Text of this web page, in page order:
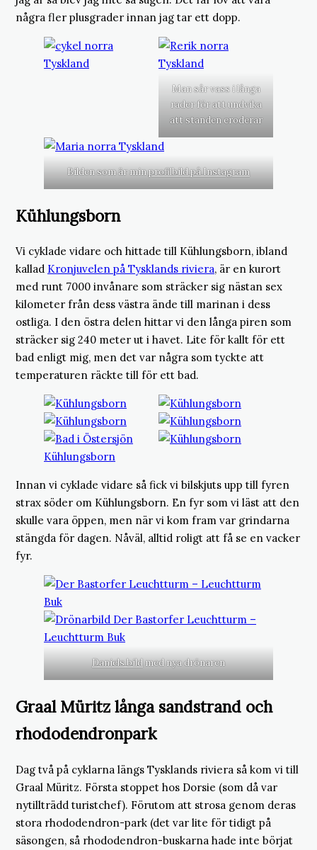
några fler plusgrader innan jag tar ett dopp.
Man sår vass i långa
rader för att undvika
att standen eroderar
Bilden som är minprofilbild på Instagram
Kühlungsborn
Vi cyklade vidare och hittade till Kühlungsborn, ibland
kallad Kronjuvelen på Tysklands riviera, är en kurort
med runt 7000 invånare som sträcker sig nästan sex
kilometer från dess västra ände till marinan i dess
ostliga. I den östra delen hittar vi den långa piren som
sträcker sig 240 meter ut i havet. Lite för kallt för ett
bad enligt mig, men det var några som tyckte att
temperaturen räckte till för ett bad.
Innan vi cyklade vidare så fick vi bilskjuts upp till fyren
strax söder om Kühlungsborn. En fyr som vi läst att den
skulle vara öppen, men när vi kom fram var grindarna
stängda för dagen. Nåväl, alltid roligt att få se en vacker
fyr.
Daniels bildmed nya drönaren
Graal Müritz långa sandstrand och
rhododendronpark
Dag två på cyklarna längs Tysklands riviera så kom vi till
Graal Müritz. Första stoppet hos Dorsie (som då var
nytillträdd turistchef). Förutom att strosa genom deras
stora rhododendron-park (det var lite för tidigt på
säsongen, så rhododendron-buskarna hade inte börjat